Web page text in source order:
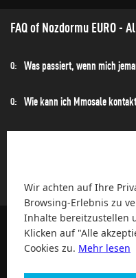
FAQ of Nozdormu EURO -
Q: Was passiert, wenn mich
Q: Wie kann ich Mmosale
Wir achten auf Ihre
Browsing-Erlebnis zu
Inhalte bereitzustellen
Klicken auf "Alle
Cookies zu. Mehr lesen
100% Zufriedenheit und